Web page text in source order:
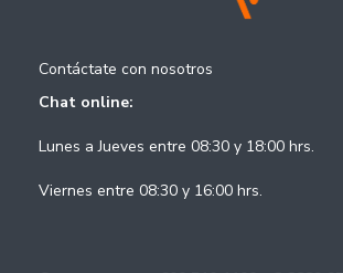
Contáctate con nosotros
Chat online:
Lunes a Jueves entre 08:30 y 18:00 hrs.
Viernes entre 08:30 y 16:00 hrs.